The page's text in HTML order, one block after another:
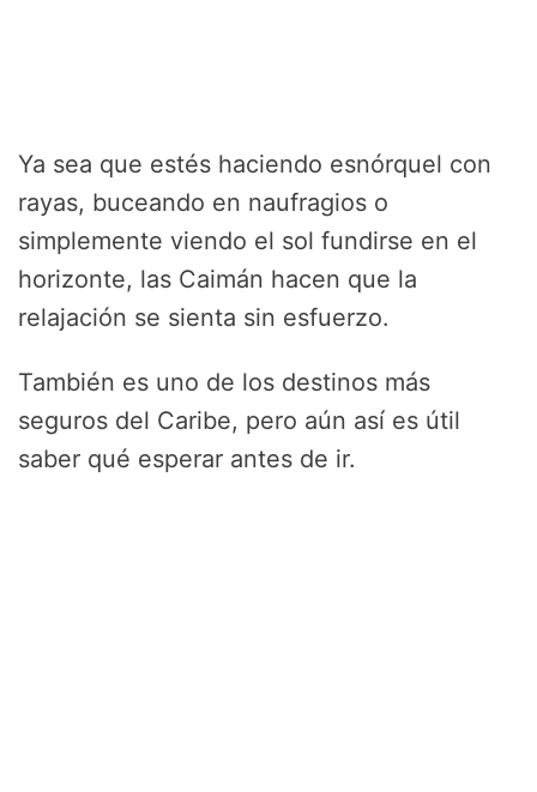
Ya sea que estés haciendo esnórquel con
rayas, buceando en naufragios o
simplemente viendo el sol fundirse en el
horizonte, las Caimán hacen que la
relajación se sienta sin esfuerzo.
También es uno de los destinos más
seguros del Caribe, pero aún así es útil
saber qué esperar antes de ir.